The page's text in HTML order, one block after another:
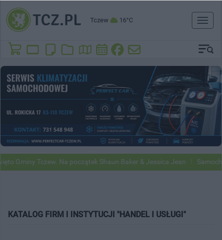
Tczew 16°C
Toggle
Gminy Tczew. Na początek Shaun Baker & Jessica Jean
KATALOG FIRM I INSTYTUCJI "HANDEL I USŁUGI"